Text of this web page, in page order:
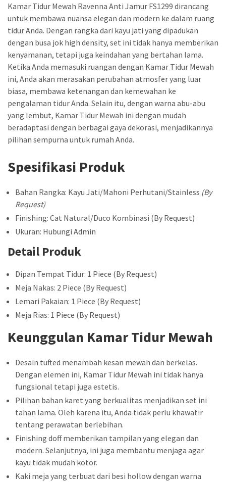
Kamar Tidur Mewah Ravenna Anti Jamur FS1299 dirancang
untuk membawa nuansa elegan dan modern ke dalam ruang
tidur Anda. Dengan rangka dari kayu jati yang dipadukan
dengan busa jok high density, set ini tidak hanya memberikan
kenyamanan, tetapi juga keindahan yang bertahan lama.
Ketika Anda memasuki ruangan dengan Kamar Tidur Mewah
ini, Anda akan merasakan perubahan atmosfer yang luar
biasa, membawa ketenangan dan kemewahan ke
pengalaman tidur Anda. Selain itu, dengan warna abu-abu
yang lembut, Kamar Tidur Mewah ini dengan mudah
beradaptasi dengan berbagai gaya dekorasi, menjadikannya
pilihan sempurna untuk rumah Anda.
Spesifikasi Produk
Bahan Rangka: Kayu Jati/Mahoni Perhutani/Stainless (By
Request)
Finishing: Cat Natural/Duco Kombinasi (By Request)
Ukuran: Hubungi Admin
Detail Produk
Dipan Tempat Tidur: 1 Piece (By Request)
Meja Nakas: 2 Piece (By Request)
Lemari Pakaian: 1 Piece (By Request)
Meja Rias: 1 Piece (By Request)
Keunggulan Kamar Tidur Mewah
Desain tufted menambah kesan mewah dan berkelas.
Dengan elemen ini, Kamar Tidur Mewah ini tidak hanya
fungsional tetapi juga estetis.
Pilihan bahan karet yang berkualitas menjadikan set ini
tahan lama. Oleh karena itu, Anda tidak perlu khawatir
tentang perawatan berlebihan.
Finishing doff memberikan tampilan yang elegan dan
modern. Selanjutnya, ini juga membantu menjaga agar
kayu tidak mudah kotor.
Kaki meja yang terbuat dari besi hollow dengan warna